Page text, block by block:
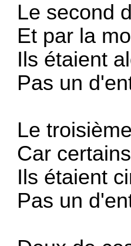
Le second
Et par la
Ils étaient
Pas un
Le
Car
Ils étaient
Pas un